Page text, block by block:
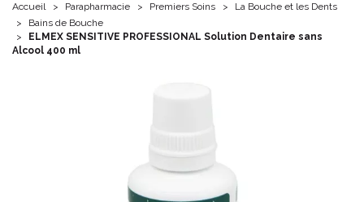
Accueil Parapharmacie Premiers Soins
La Bouche et les Dents
Bains de Bouche
ELMEX SENSITIVE PROFESSIONAL Solution Dentaire sans
Alcool 400 ml